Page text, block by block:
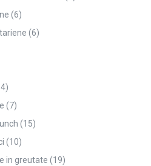
(6)
(6)
(7)
(15)
(10)
in greutate (19)